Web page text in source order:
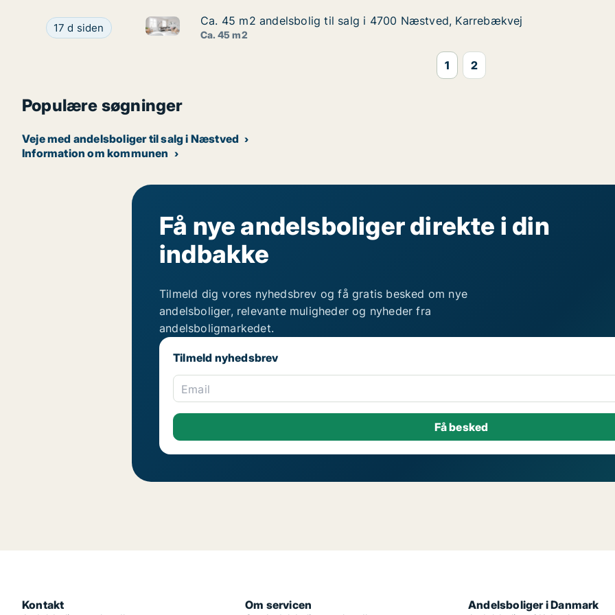
Ca. 45 m2 andelsbolig til salg i 4700 Næstved, Karrebækvej
17 d siden Ca. 45 m2 andelsbolig til salg i 4700 Næstved, Karrebækvej
Ca. 45 m2 andelsbolig til salg i 4700 Næstved, Karrebækvej
Ca. 45 m2 andelsbolig til salg i 4700 Næstved, Karrebækvej
Ca. 45 m2
1 2
Populære søgninger
Veje med andelsboliger til salg i Næstved
Information om kommunen
Få nye andelsboliger direkte i din
indbakke
Tilmeld dig vores nyhedsbrev og få gratis besked om nye
andelsboliger, relevante muligheder og nyheder fra
andelsboligmarkedet.
Tilmeld nyhedsbrev
Email
Kontakt Om servicen Andelsboliger i Danmark